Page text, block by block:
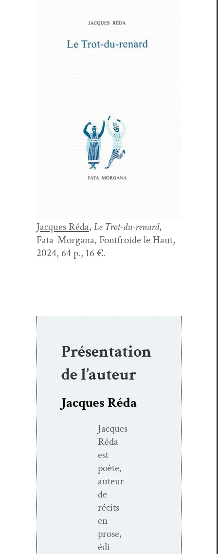
Jacques Réda, Le Trot-du-renard,
Fata-Mor­gana, Font­froide le Haut,
2024, 64 p., 16 €.
Présentation
de l’auteur
Jacques Réda
Jacques
Réda
est
poète,
auteur
de
réc­its
en
prose,
édi­